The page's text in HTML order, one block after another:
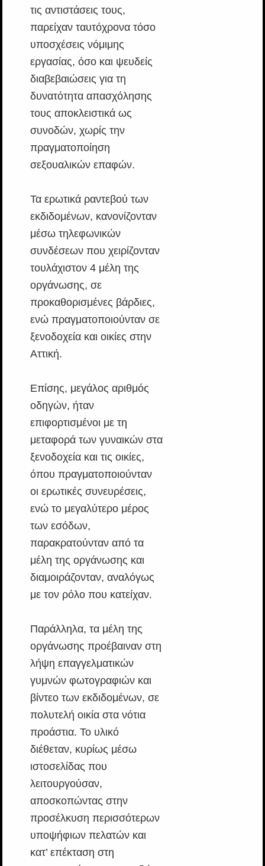
τις αντιστάσεις τους,
παρείχαν ταυτόχρονα τόσο
υποσχέσεις νόμιμης
εργασίας, όσο και ψευδείς
διαβεβαιώσεις για τη
δυνατότητα απασχόλησης
τους αποκλειστικά ως
συνοδών, χωρίς την
πραγματοποίηση
σεξουαλικών επαφών.
Τα ερωτικά ραντεβού των
εκδιδομένων, κανονίζονταν
μέσω τηλεφωνικών
συνδέσεων που χειρίζονταν
τουλάχιστον 4 μέλη της
οργάνωσης, σε
προκαθορισμένες βάρδιες,
ενώ πραγματοποιούνταν σε
ξενοδοχεία και οικίες στην
Αττική.
Επίσης, μεγάλος αριθμός
οδηγών, ήταν
επιφορτισμένοι με τη
μεταφορά των γυναικών στα
ξενοδοχεία και τις οικίες,
όπου πραγματοποιούνταν
οι ερωτικές συνευρέσεις,
ενώ το μεγαλύτερο μέρος
των εσόδων,
παρακρατούνταν από τα
μέλη της οργάνωσης και
διαμοιράζονταν, αναλόγως
με τον ρόλο που κατείχαν.
Παράλληλα, τα μέλη της
οργάνωσης προέβαιναν στη
λήψη επαγγελματικών
γυμνών φωτογραφιών και
βίντεο των εκδιδομένων, σε
πολυτελή οικία στα νότια
προάστια. Το υλικό
διέθεταν, κυρίως μέσω
ιστοσελίδας που
λειτουργούσαν,
αποσκοπώντας στην
προσέλκυση περισσότερων
υποψήφιων πελατών και
κατ’ επέκταση στη